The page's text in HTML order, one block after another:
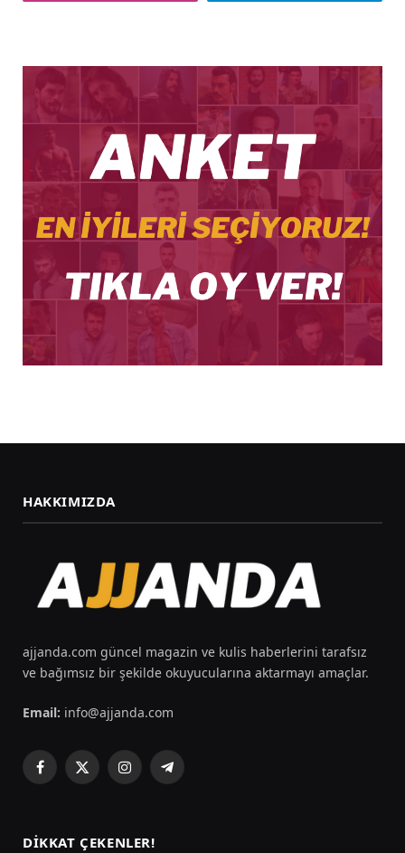
HAKKIMIZDA
ajjanda.com güncel magazin ve kulis haberlerini tarafsız
ve bağımsız bir şekilde okuyucularına aktarmayı amaçlar.
Email: info@ajjanda.com
Facebook
X
InstagramTelegram
DIKKAT ÇEKENLER!